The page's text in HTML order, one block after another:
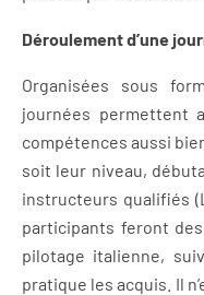
Déroulement d’une
Organisées sous
journées permettent
compétences aussi
soit leur niveau,
instructeurs qualifiés
participants feront
pilotage italienne,
pratique les acquis. Il